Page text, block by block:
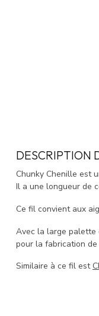
DESCRIPTION
Chunky Chenille est
Il a une longueur de
Ce fil convient aux
Avec la large palette
pour la fabrication
Similaire à ce fil est